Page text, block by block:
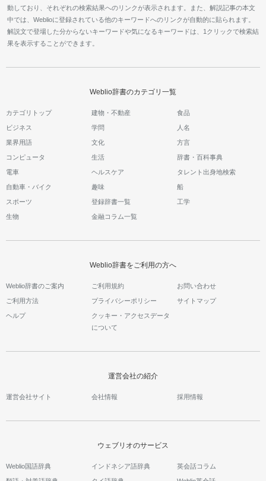
動しており、それぞれの検索結果へのリンクが表示されます。また、解説記事の本文
中では、Weblioに登録されている他のキーワードへのリンクが自動的に貼られます。
解説文で登場した分からないキーワードや気になるキーワードは、1クリックで検索結
果を表示することができます。
Weblio辞書のカテゴリ一覧
カテゴリトップ 建物・不動産 食品
ビジネス 学問 人名
業界用語 文化 方言
コンピュータ 生活 辞書・百科事典
電車 ヘルスケア タレント出身地検索
自動車・バイク 趣味 船
スポーツ 登録辞書一覧 工学
生物 金融コラム一覧
Weblio辞書をご利用の方へ
Weblio辞書のご案内 ご利用規約 お問い合わせ
ご利用方法 プライバシーポリシー サイトマップ
ヘルプ
クッキー・アクセスデータ
について
運営会社の紹介
運営会社サイト 会社情報 採用情報
ウェブリオのサービス
Weblio国語辞典 インドネシア語辞典 英会話コラム